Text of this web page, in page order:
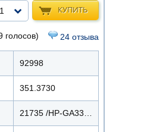
КУПИТЬ
1
голосов) 24 отзыва
92998
351.3730
21735 /HP-GA3302